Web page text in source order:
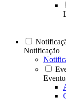
Notificação